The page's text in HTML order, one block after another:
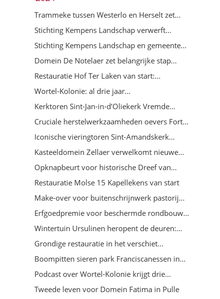
Trammeke tussen Westerlo en Herselt zet...
Stichting Kempens Landschap verwerft...
Stichting Kempens Landschap en gemeente...
Domein De Notelaer zet belangrijke stap...
Restauratie Hof Ter Laken van start:...
Wortel-Kolonie: al drie jaar...
Kerktoren Sint-Jan-in-d’Oliekerk Vremde...
Cruciale herstelwerkzaamheden oevers Fort...
Iconische vieringtoren Sint-Amandskerk...
Kasteeldomein Zellaer verwelkomt nieuwe...
Opknapbeurt voor historische Dreef van...
Restauratie Molse 15 Kapellekens van start
Make-over voor buitenschrijnwerk pastorij...
Erfgoedpremie voor beschermde rondbouw...
Wintertuin Ursulinen heropent de deuren:...
Grondige restauratie in het verschiet...
Boompitten sieren park Franciscanessen in...
Podcast over Wortel-Kolonie krijgt drie...
Tweede leven voor Domein Fatima in Pulle